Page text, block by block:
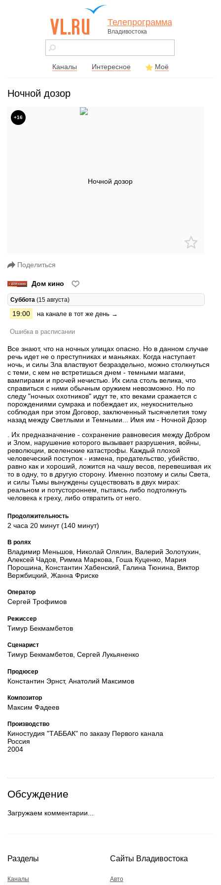
vl.ru - сайт
города
Телепрограмма
Владивостока
Каналы Интересное Моё
Ночной дозор
+16
Поделиться
Дом кино
Суббота (15 августа)
19:00 на канале в тот же день →
Ошибка в расписании
Все знают, что на ночных улицах опасно. Но в данном случае
речь идет не о преступниках и маньяках. Когда наступает
ночь, и силы Зла властвуют безраздельно, можно столкнуться
с теми, с кем не встретишься днем - темными магами,
вампирами и прочей нечистью. Их сила столь велика, что
справиться с ними обычным оружием невозможно. Но по
следу "ночных охотников" идут те, кто веками сражается с
порождениями сумрака и побеждает их, неукоснительно
соблюдая при этом Договор, заключенный тысячелетия тому
назад между Светлыми и Темными... Имя им - Ночной Дозор
. Их предназначение - сохранение равновесия между Добром
и Злом, нарушение которого вызывает разрушения, войны,
революции, вселенские катастрофы. Каждый плохой
человеческий поступок - измена, предательство, убийство,
равно как и хороший, ложится на чашу весов, перевешивая их
то в одну, то в другую сторону. Именно поэтому и силы Света,
и силы Тьмы вынуждены существовать в двух мирах:
реальном и потустороннем, пытаясь либо подтолкнуть
человека к греху, либо отвратить от него.
Продолжительность
2 часа 20 минут (140 минут)
В ролях
Владимир Меньшов, Николай Олялин, Валерий Золотухин,
Алексей Чадов, Римма Маркова, Гоша Куценко, Мария
Порошина, Константин Хабенский, Галина Тюнина, Виктор
Вержбицкий, Жанна Фриске
Оператор
Сергей Трофимов
Режиссер
Тимур Бекмамбетов
Сценарист
Тимур Бекмамбетов, Сергей Лукьяненко
Продюсер
Константин Эрнст, Анатолий Максимов
Композитор
Максим Фадеев
Производство
Киностудия "ТАББАК" по заказу Первого канала
Россия
2004
Обсуждение
Загружаем комментарии...
Разделы
Каналы
Сайты Владивостока
Авто